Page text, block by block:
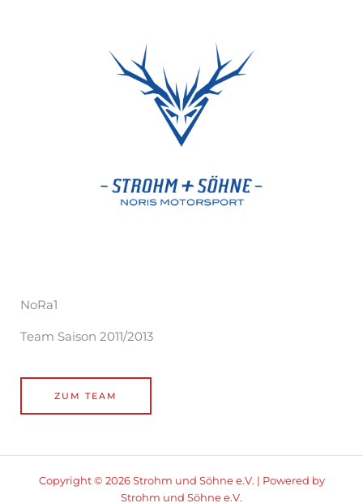
NoRa1
Team Saison 2011/2013
ZUM TEAM
Copyright © 2026 Strohm und Söhne e.V. | Powered by
Strohm und Söhne e.V.